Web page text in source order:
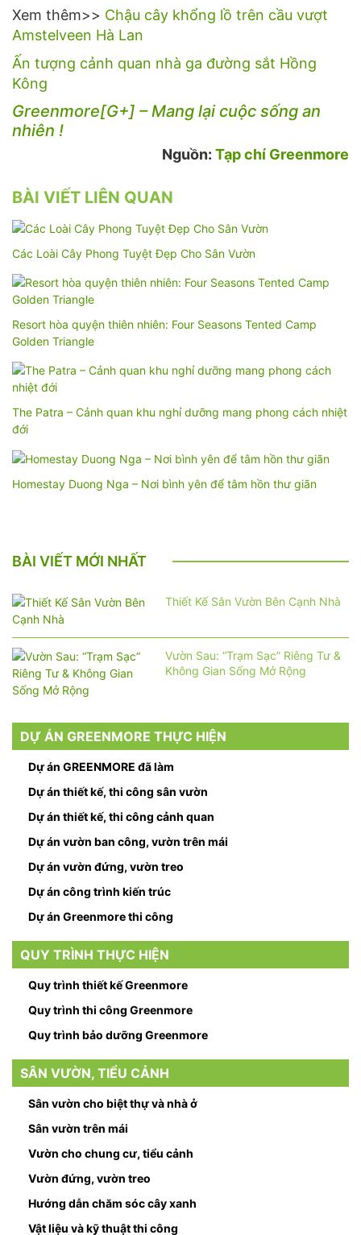
Xem thêm>> Chậu cây khổng lồ trên cầu vượt
Amstelveen Hà Lan
Ấn tượng cảnh quan nhà ga đường sắt Hồng
Kông
Greenmore[G+] – Mang lại cuộc sống an
nhiên !
Nguồn: Tạp chí Greenmore
BÀI VIẾT LIÊN QUAN
Các Loài Cây Phong Tuyệt Đẹp Cho Sân Vườn
Resort hòa quyện thiên nhiên: Four Seasons Tented Camp
Golden Triangle
The Patra – Cảnh quan khu nghỉ dưỡng mang phong cách nhiệt
đới
Homestay Duong Nga – Nơi bình yên để tâm hồn thư giãn
BÀI VIẾT MỚI NHẤT
Thiết Kế Sân Vườn Bên Cạnh Nhà
Vườn Sau: “Trạm Sạc” Riêng Tư &
Không Gian Sống Mở Rộng
DỰ ÁN GREENMORE THỰC HIỆN
Dự án GREENMORE đã làm
Dự án thiết kế, thi công sân vườn
Dự án thiết kế, thi công cảnh quan
Dự án vườn ban công, vườn trên mái
Dự án vườn đứng, vườn treo
Dự án công trình kiến trúc
Dự án Greenmore thi công
QUY TRÌNH THỰC HIỆN
Quy trình thiết kế Greenmore
Quy trình thi công Greenmore
Quy trình bảo dưỡng Greenmore
SÂN VƯỜN, TIỂU CẢNH
Sân vườn cho biệt thự và nhà ở
Sân vườn trên mái
Vườn cho chung cư, tiểu cảnh
Vườn đứng, vườn treo
Hướng dẫn chăm sóc cây xanh
Vật liệu và kỹ thuật thi công